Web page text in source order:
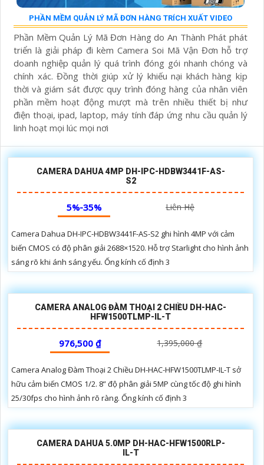
PHẦN MỀM QUẢN LÝ MÃ ĐƠN HÀNG TRÍCH XUẤT VIDEO
Phần Mềm Quản Lý Mã Đơn Hàng do An Thành Phát phát
triển là giải pháp đi kèm Camera Soi Mã Vận Đơn hỗ trợ
doanh nghiệp quản lý quá trình đóng gói nhanh chóng và
chính xác. Đồng thời giúp xử lý khiếu nại khách hàng kịp
thời và giám sát được quy trình đóng hàng của nhân viên
phần mềm hoạt động mượt mà trên nhiều thiết bị như
điện thoại, ipad, laptop, máy tính đáp ứng nhu cầu quản lý
linh hoạt mọi lúc mọi nơi
CAMERA DAHUA 4MP DH-IPC-HDBW3441F-AS-
S2
5%-35% Liên Hệ
Camera Dahua DH-IPC-HDBW3441F-AS-S2 ghi hình 4MP với cảm
biến CMOS có độ phân giải 2688×1520. Hỗ trợ Starlight cho hình ảnh
sáng rõ khi ánh sáng yếu. Ống kính cố định 3
CAMERA ANALOG ĐÀM THOẠI 2 CHIỀU DH-HAC-
HFW1500TLMP-IL-T
976,500 ₫ 1,395,000 ₫
Camera Analog Đàm Thoại 2 Chiều DH-HAC-HFW1500TLMP-IL-T sở
hữu cảm biến CMOS 1/2. 8” độ phân giải 5MP cùng tốc độ ghi hình
25/30fps cho hình ảnh rõ ràng. Ống kính cố định 3
CAMERA DAHUA 5.0MP DH-HAC-HFW1500RLP-
IL-T